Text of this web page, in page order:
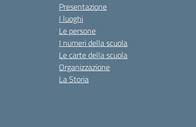
Presentazione
I luoghi
Le persone
I numeri della scuola
Le carte della scuola
Organizzazione
La Storia